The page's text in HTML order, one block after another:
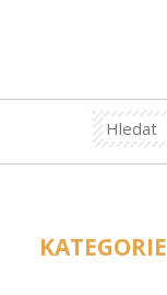
KATEGORIE